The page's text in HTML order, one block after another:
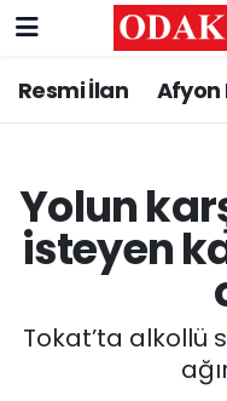
Resmi İlan Afyon
Yolun
isteyen
Tokat’ta alkollü
ASAYİŞ
GÜNCEL
SİYASET
Nöbetçi
Trafik Durumu
Süper Lig
Tüm Manşetler